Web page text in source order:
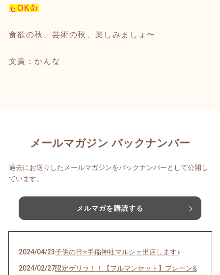
もOK👍
食欲の秋、芸術の秋、楽しみましょ〜
文責：かんな
メールマガジン バックナンバー
過去にお送りしたメールマガジンをバックナンバーとして公開し
ています。
メルマガを購読する
2024/04/23子供の日⭐️手稲神社マルシェ出店します♪
2024/02/27限定ゲリラ！！【プルマンセット】プレーン&